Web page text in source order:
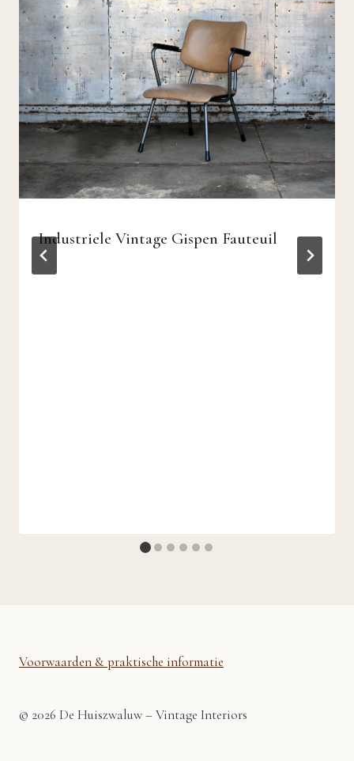
Industriele Vintage Gispen Fauteuil
Voorwaarden & praktische informatie
© 2026 De Huiszwaluw – Vintage Interiors